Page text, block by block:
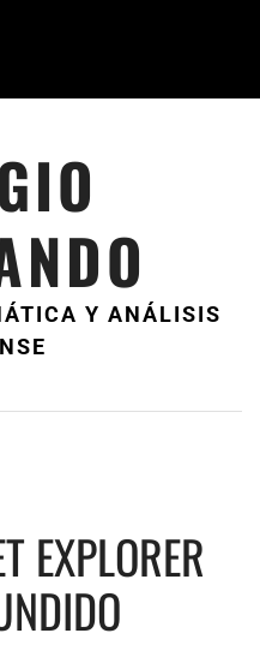
Y ANÁLISIS
EXPLORER